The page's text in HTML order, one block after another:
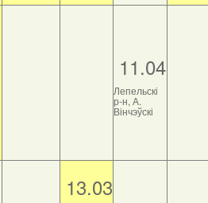
11.04
Лепельскі
р-н, А.
Вінчэўскі
13.03